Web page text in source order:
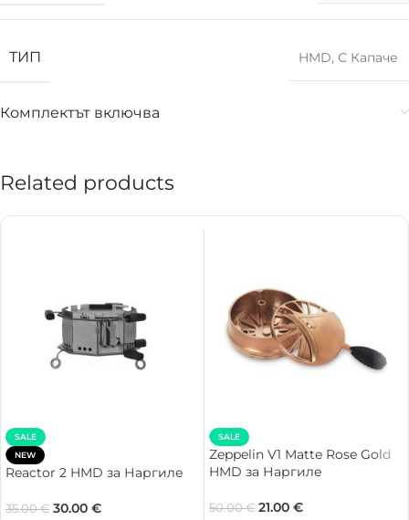
ТИП HMD, С Капаче
Комплектът включва
Related products
SALE
NEW
Reactor 2 HMD за Наргиле
35.00€ 30.00 €
SALE
Zeppelin V1 Matte Rose Gold
HMD за Наргиле
50.00€ 21.00 €